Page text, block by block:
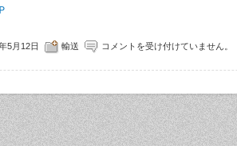
5月12日 輸送 コメントを受け付けていません。